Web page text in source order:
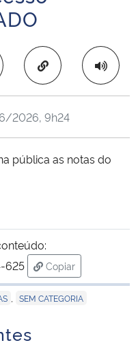
e Comunicações
Humanos
Copiar para área
2026, 9h24
pública as notas do
625
Copiar
para área de
SEM CATEGORIA